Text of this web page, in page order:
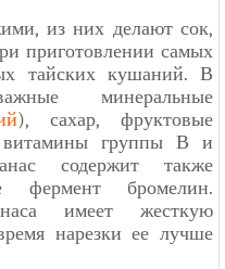
из них делают сок,
приготовлении самых
тайских кушаний. В
минеральные
), сахар, фруктовые
группы В и
содержит также
фермент бромелин.
имеет жесткую
нарезки ее лучше